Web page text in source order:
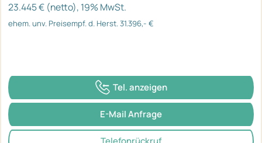
23.445 € (netto), 19% MwSt.
ehem. unv. Preisempf. d. Herst. 31.396,- €
Tel. anzeigen
E-Mail Anfrage